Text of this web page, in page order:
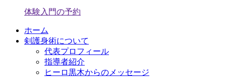
体験入門の予約
ホーム
剣護身術について
代表プロフィール
指導者紹介
ヒーロ黒木からのメッセージ